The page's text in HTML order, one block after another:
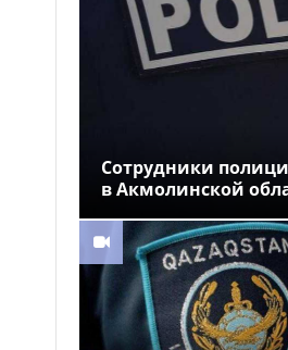
Разработку проекта
Плана по автоматизации учета
08:51
«Закон и порядок»: как
защититься от мошенников,
Comic Con Astana 2026
08:30
Более 100 объектов
планируется построить в
Алматинской области в этом
Сотрудники
в Акмолинской